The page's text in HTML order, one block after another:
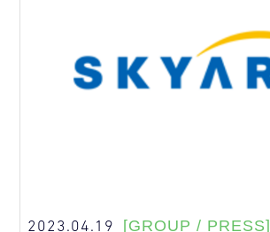
2023.04.19 [GROUP / PRESS]